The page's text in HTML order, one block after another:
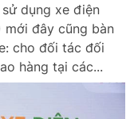
dụng xe điện
mới đây cũng bàn
cho đối tác đối
hàng tại các...